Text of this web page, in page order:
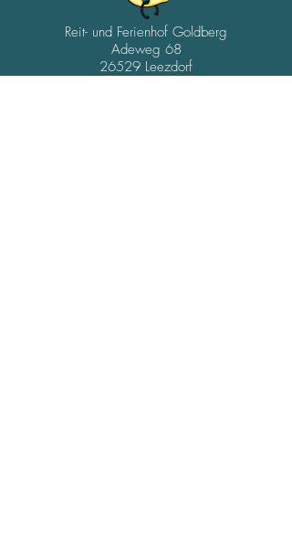
Reit- und Ferienhof Goldberg
Adeweg 68
26529 Leezdorf